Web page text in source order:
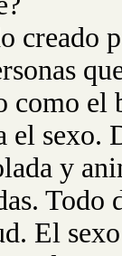
creado
como el
el sexo.
y
Todo
El